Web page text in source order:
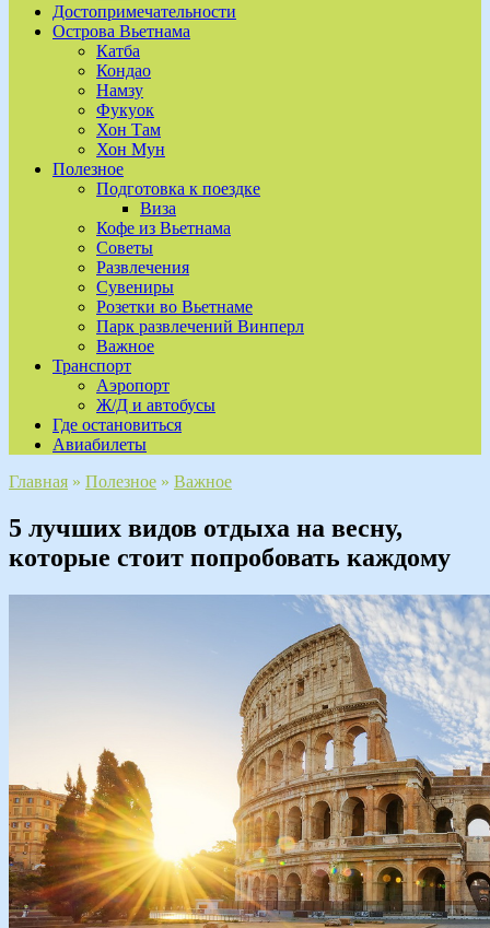
Достопримечательности
Острова Вьетнама
Катба
Кондао
Намзу
Фукуок
Хон Там
Хон Мун
Полезное
Подготовка к поездке
Виза
Кофе из Вьетнама
Советы
Развлечения
Сувениры
Розетки во Вьетнаме
Парк развлечений Винперл
Важное
Транспорт
Аэропорт
Ж/Д и автобусы
Где остановиться
Авиабилеты
Главная » Полезное » Важное
5 лучших видов отдыха на весну,
которые стоит попробовать каждому